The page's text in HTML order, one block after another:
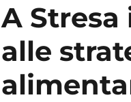
A Stresa
alle